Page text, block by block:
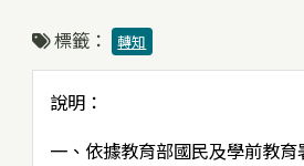
標籤： 轉知
說明：
一、依據教育部國民及學前教